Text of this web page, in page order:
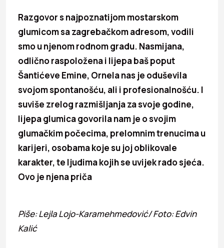
Razgovor s najpoznatijom mostarskom
glumicom sa zagrebačkom adresom, vodili
smo u njenom rodnom gradu. Nasmijana,
odlično raspoložena i lijepa baš poput
Šantićeve Emine, Ornela nas je oduševila
svojom spontanošću, ali i profesionalnošću. I
suviše zrelog razmišljanja za svoje godine,
lijepa glumica govorila nam je o svojim
glumačkim počecima, prelomnim trenucima u
karijeri, osobama koje su joj oblikovale
karakter, te ljudima kojih se uvijek rado sjeća.
Ovo je njena priča
Piše: Lejla Lojo-Karamehmedović/ Foto: Edvin
Kalić